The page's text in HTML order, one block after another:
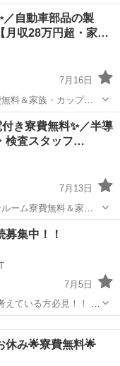
ムで快適に働ける！
／自動車部品の製
月収28万円超・家…
7月16日
料＆家族・カップル
な方と一緒に新生活
119日！：完全週休2日
き寮費無料✨／半導
検査スタッフ…
7月13日
ーム寮費無料＆家電
、テレビ、ガスコン
ています！ 月収32
集中！！
7月5日
えている方必見！！
して一緒に働いてみ
休み🌟寮費無料🌟